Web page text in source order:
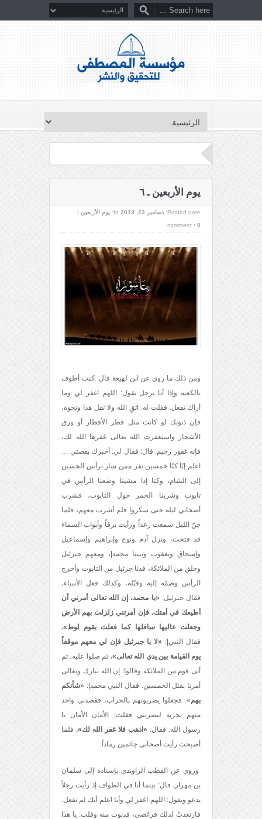
يوم الأربعين ـ ٦
Posted date: دسامبر 23, 2013 In: يوم الأربعين |
comment : 0
ومن ذلك ما روي عن ابن لهيعة قال: كنت أطوف
بالكعبة وإذا أنا برجل يقول: اللهم اغفر لي وما
أراك تفعل. فقلت له: اتقِ الله ولا تقل هذا ونحوه،
فإن ذنوبك لو كانت مثل قطر الأقطار أو ورق
الأشجار واستغفرت الله تعالى غفرها الله لك،
فإنه غفور رحيم. قال: فقال لي: أخبرك بقصتي …
اعلم إنّا كنّا خمسين نفر ممن سار برأس الحسين
إلى الشام، وكنا إذا مشينا وضعنا الرأس في
تابوت وشربنا الخمر حول التابوت، فشرب
أصحابي ليلة حتى سكروا فلم أشرب معهم، فلما
جنّ الليل سمعت رعداً ورأيت برقاً وأبواب السماء
قد فتحت، ونزل آدم ونوح وإبراهيم وإسماعيل
وإسحاق ويعقوب ونبينا محمد|، ومعهم جبرئيل
وخلق من الملائكة، فدنا جرئيل من التابوت وأخرج
الرأس وضمّه إليه وقبّله، وكذلك فعل الأنبياء،
فقال جبرئيل: «يا محمد، إن الله تعالى أمرني أن
أطيعك في أمتك، فإن أمرتني زلزلت بهم الأرض
وجعلت عاليها سافلها كما فعلت بقوم لوط».
فقال النبي|: «لا يا جبرئيل فإن لي معهم موقفاً
يوم القيامة بين يدي الله تعالى». ثم صلوا عليه، ثم
أتى قوم من الملائكة وقالوا: إن الله تبارك وتعالى
أمرنا بقتل الخمسين. فقال النبي محمد|: «شأنكم
بهم». فجعلوا يضربونهم بالحراب، فقصدني واحد
منهم بحربة ليضربني فقلت: الأمان الأمان يا
رسول الله. فقال: «اذهب فلا غفر الله لك». فلما
أصبحت رأيت أصحابي جاثمين رماداً.
وروي عن القطب الراوندي بإسناده إلى سلمان
بن مهران قال: بينما أنا في الطواف إذ رأيت رجلاً
يدعو ويقول: اللهم اغفر لي وأنا اعلم أنك لم تفعل.
فارتعدتْ لذلك فرائصي، فدنوت منه وقلت: يا هذا